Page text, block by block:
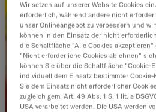
Wir setzen auf unserer Website Cookies
erforderlich, während andere nicht
unser Onlineangebot zu verbessern und
können in den Einsatz der nicht
die Schaltfläche "Alle Cookies
"Nicht erforderliche Cookies ablehnen"
können Sie über die Schaltfläche "Cookie-
individuell dem Einsatz bestimmter
Sie dem Einsatz nicht erforderlicher
zugleich gem. Art. 49 Abs. 1 S. 1 lit. a
USA verarbeitet werden. Die USA werden